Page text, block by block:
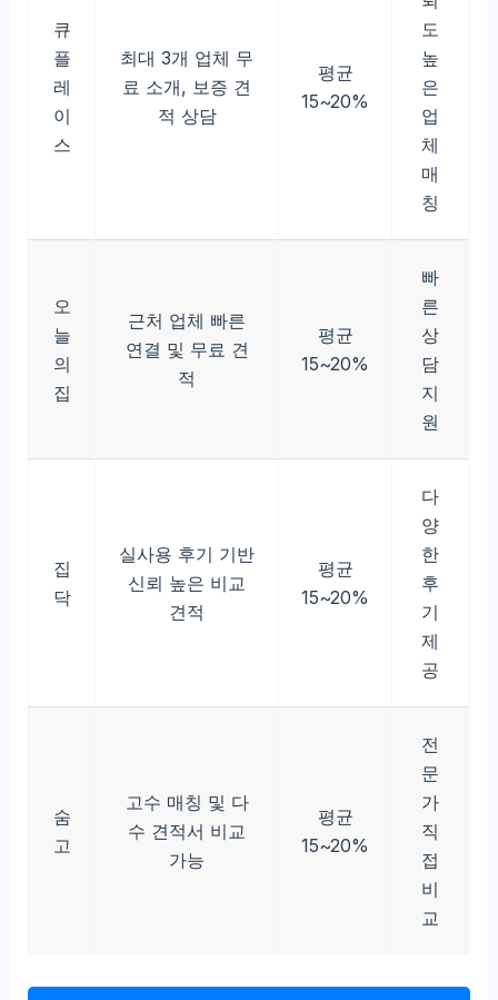
큐
플
레
이
스
최대 3개 업체 무
료 소개, 보증 견
적 상담
평균
15~20%
도
높
은
업
체
매
칭
오
늘
의
집
근처 업체 빠른
연결 및 무료 견
적
평균
15~20%
빠
른
상
담
지
원
집
닥
실사용 후기 기반
신뢰 높은 비교
견적
평균
15~20%
다
양
한
후
기
제
공
숨
고
고수 매칭 및 다
수 견적서 비교
가능
평균
15~20%
전
문
가
직
접
비
교